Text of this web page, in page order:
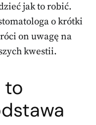
jak to robić.
o krótki
on uwagę na
kwestii.
to